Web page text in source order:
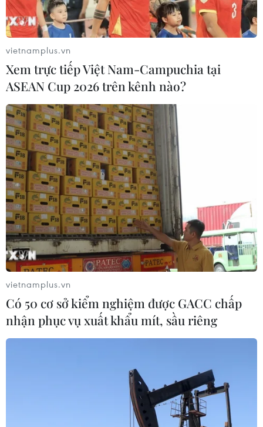
vietnamplus.vn
Xem trực tiếp Việt Nam-Campuchia tại
ASEAN Cup 2026 trên kênh nào?
vietnamplus.vn
Có 50 cơ sở kiểm nghiệm được GACC chấp
nhận phục vụ xuất khẩu mít, sầu riêng